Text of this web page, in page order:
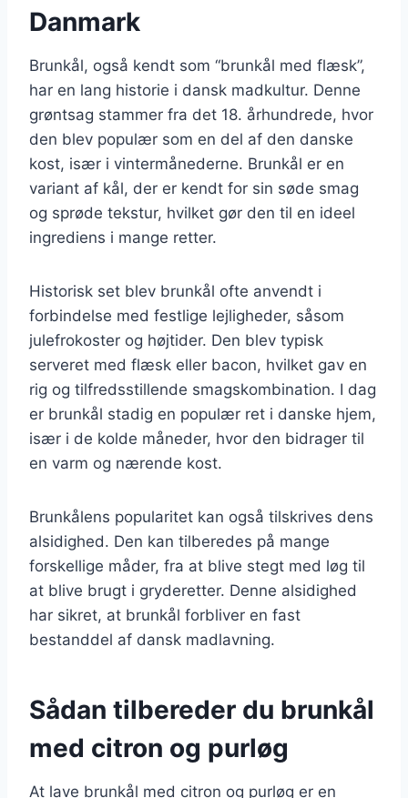
Danmark
Brunkål, også kendt som “brunkål med flæsk”,
har en lang historie i dansk madkultur. Denne
grøntsag stammer fra det 18. århundrede, hvor
den blev populær som en del af den danske
kost, især i vintermånederne. Brunkål er en
variant af kål, der er kendt for sin søde smag
og sprøde tekstur, hvilket gør den til en ideel
ingrediens i mange retter.
Historisk set blev brunkål ofte anvendt i
forbindelse med festlige lejligheder, såsom
julefrokoster og højtider. Den blev typisk
serveret med flæsk eller bacon, hvilket gav en
rig og tilfredsstillende smagskombination. I dag
er brunkål stadig en populær ret i danske hjem,
især i de kolde måneder, hvor den bidrager til
en varm og nærende kost.
Brunkålens popularitet kan også tilskrives dens
alsidighed. Den kan tilberedes på mange
forskellige måder, fra at blive stegt med løg til
at blive brugt i gryderetter. Denne alsidighed
har sikret, at brunkål forbliver en fast
bestanddel af dansk madlavning.
Sådan tilbereder du brunkål
med citron og purløg
At lave brunkål med citron og purløg er en